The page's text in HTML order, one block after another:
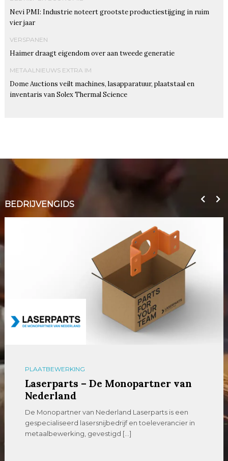
Nevi PMI: Industrie noteert grootste productiestijging in ruim
vier jaar
VERSPANEN
Haimer draagt eigendom over aan tweede generatie
METAALNIEUWS EXTRA IM
Dome Auctions veilt machines, lasapparatuur, plaatstaal en
inventaris van Solex Thermal Science
BEDRIJVENGIDS
PLAATBEWERKING
Laserparts – De Monopartner van
Nederland
De Monopartner van Nederland Laserparts is een
gespecialiseerd lasersnijbedrijf en toeleverancier in
metaalbewerking, gevestigd […]